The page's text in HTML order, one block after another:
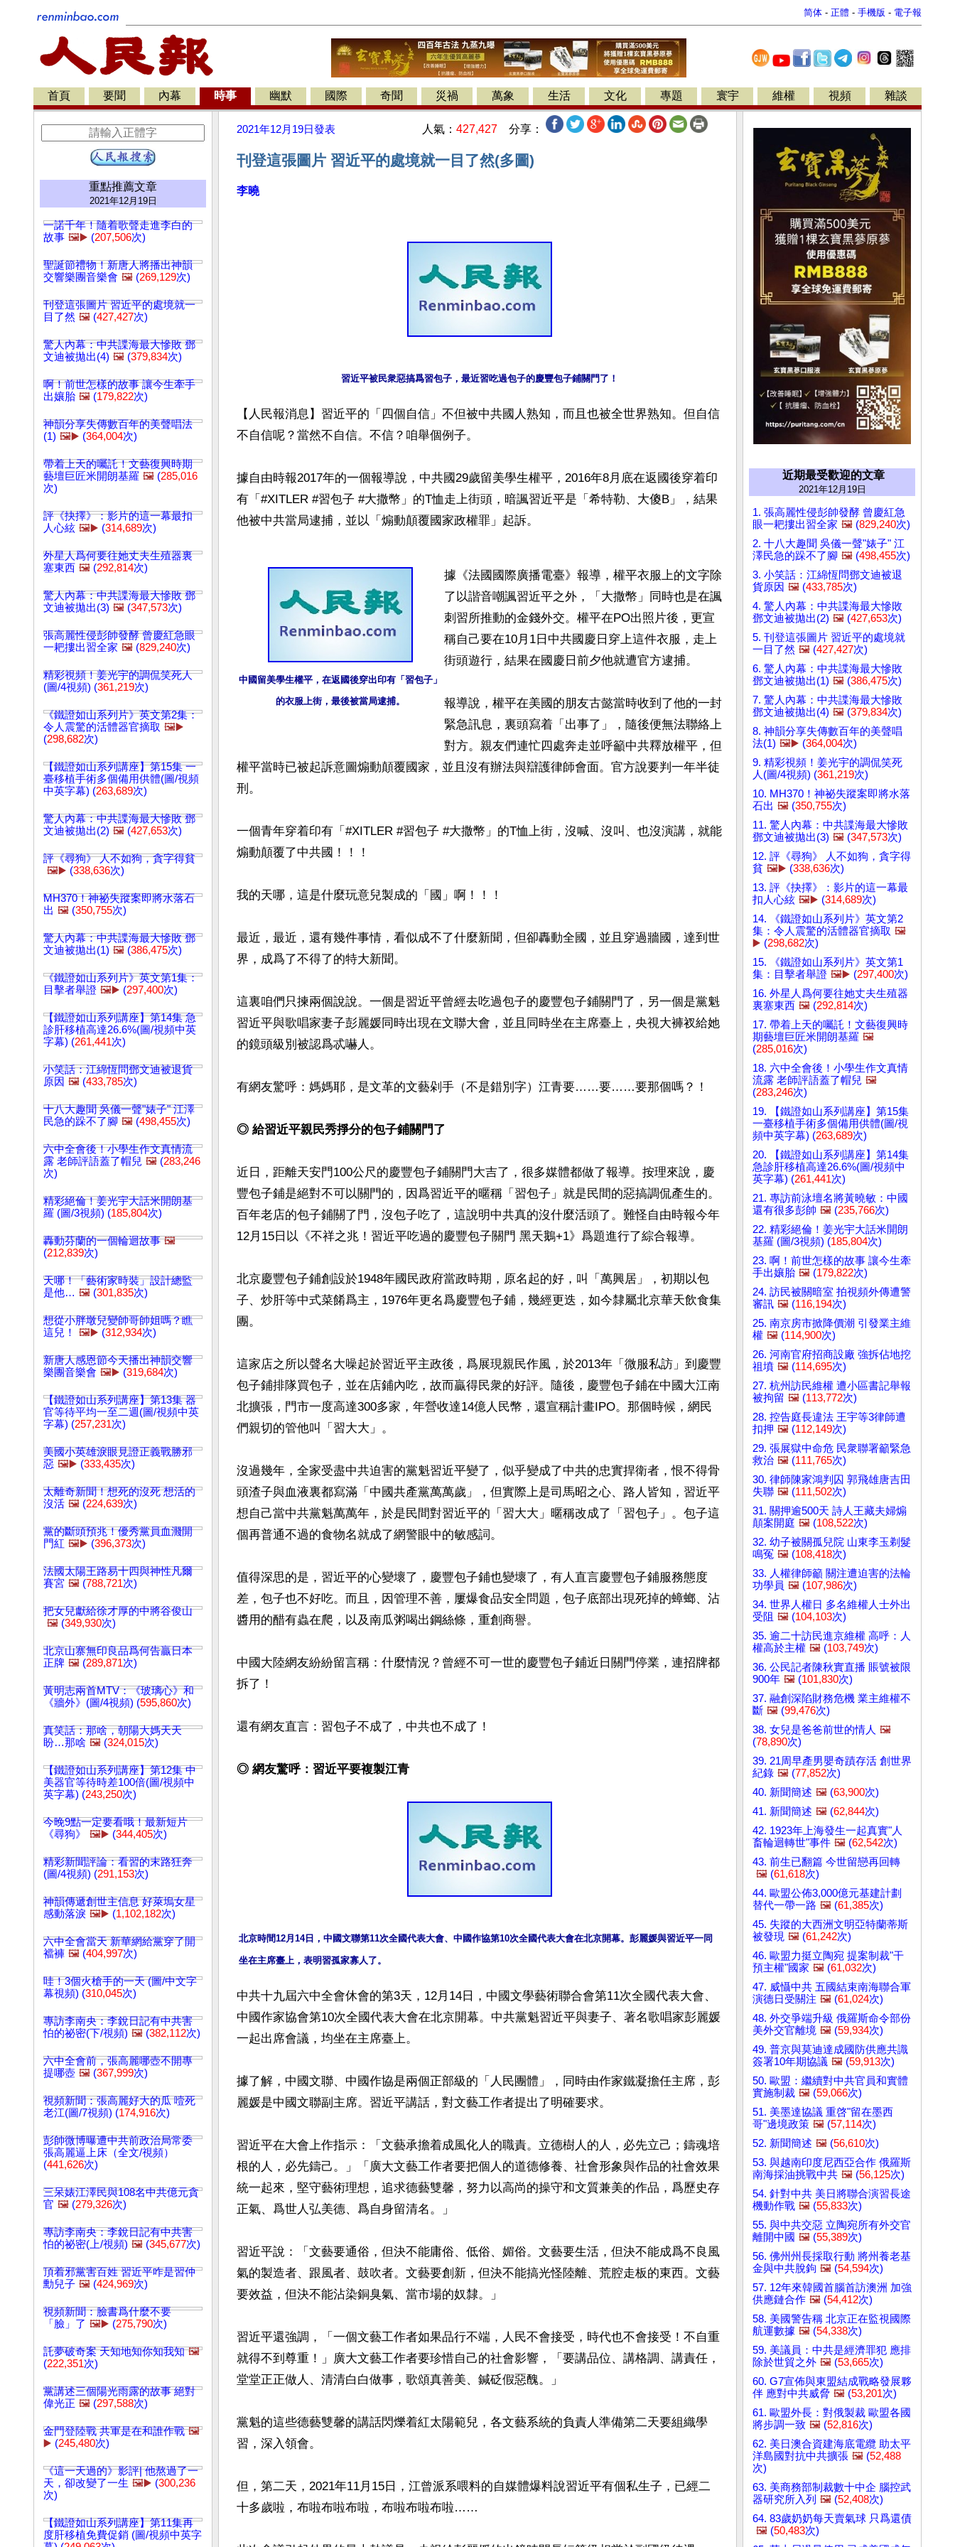
简体 - 正體 - 手機版 - 電子報
首頁 要聞 內幕 時事 幽默 國際 奇聞 災禍 萬象 生活 文化 專題 寰宇 維權 視頻 雜談
重點推薦文章
2021年12月19日
一諾千年！隨着歌聲走進李白的
故事 🖼️▶️ (207,506次)
聖誕節禮物！新唐人將播出神韻
交響樂團音樂會 🖼️ (269,129次)
刊登這張圖片 習近平的處境就一
目了然 🖼️ (427,427次)
驚人內幕：中共諜海最大慘敗 鄧
文迪被拋出(4) 🖼️ (379,834次)
啊！前世怎樣的故事 讓今生牽手
出孃胎 🖼️ (179,822次)
神韻分享失傳數百年的美聲唱法
(1) 🖼️▶️ (364,004次)
帶着上天的囑託！文藝復興時期
藝壇巨匠米開朗基羅 🖼️ (285,016
次)
評《抉擇》：影片的這一幕最扣
人心絃 🖼️▶️ (314,689次)
外星人爲何要往她丈夫生殖器裏
塞東西 🖼️ (292,814次)
驚人內幕：中共諜海最大慘敗 鄧
文迪被拋出(3) 🖼️ (347,573次)
張高麗性侵彭帥發酵 曾慶紅急眼
一耙摟出習全家 🖼️ (829,240次)
精彩視頻！姜光宇的調侃笑死人
(圖/4視頻) (361,219次)
《鐵證如山系列片》英文第2集：
令人震驚的活體器官摘取 🖼️▶️
(298,682次)
【鐵證如山系列講座】第15集 一
臺移植手術多個備用供體(圖/視頻
中英字幕) (263,689次)
驚人內幕：中共諜海最大慘敗 鄧
文迪被拋出(2) 🖼️ (427,653次)
評《尋狗》 人不如狗，貪字得貧
🖼️▶️ (338,636次)
MH370！神祕失蹤案即將水落石
出 🖼️ (350,755次)
驚人內幕：中共諜海最大慘敗 鄧
文迪被拋出(1) 🖼️ (386,475次)
《鐵證如山系列片》英文第1集：
目擊者舉證 🖼️▶️ (297,400次)
【鐵證如山系列講座】第14集 急
診肝移植高達26.6%(圖/視頻中英
字幕) (261,441次)
小笑話：江綿恆問鄧文迪被退貨
原因 🖼️ (433,785次)
十八大趣聞 吳儀一聲"婊子" 江澤
民急的跺不了腳 🖼️ (498,455次)
六中全會後！小學生作文真情流
露 老師評語蓋了帽兒 🖼️ (283,246
次)
精彩絕倫！姜光宇大話米開朗基
羅 (圖/3視頻) (185,804次)
轟動芬蘭的一個輪迴故事 🖼️
(212,839次)
天哪！「藝術家時裝」設計總監
是他… 🖼️ (301,835次)
想從小胖墩兒變帥哥帥姐嗎？瞧
這兒！
🖼️▶️ (312,934次)
新唐人感恩節今天播出神韻交響
樂團音樂會 🖼️▶️ (319,684次)
【鐵證如山系列講座】第13集 器
官等待平均一至二週(圖/視頻中英
字幕) (257,231次)
美國小英雄淚眼見證正義戰勝邪
惡 🖼️▶️ (333,435次)
太離奇新聞！想死的沒死 想活的
沒活 🖼️ (224,639次)
黨的斷頭預兆！優秀黨員血濺開
門紅 🖼️▶️ (396,373次)
法國太陽王路易十四與神性凡爾
賽宮 🖼️ (788,721次)
把女兒獻給徐才厚的中將谷俊山
🖼️ (349,930次)
北京山寨無印良品爲何告贏日本
正牌 🖼️ (289,871次)
黃明志兩首MTV：《玻璃心》和
《牆外》(圖/4視頻) (595,860次)
真笑話：那啥，朝陽大媽天天
盼…那啥 🖼️ (324,015次)
【鐵證如山系列講座】第12集 中
美器官等待時差100倍(圖/視頻中
英字幕) (243,250次)
今晚9點一定要看哦！最新短片
《尋狗》
🖼️▶️ (344,405次)
精彩新聞評論：看習的末路狂奔
(圖/4視頻) (291,153次)
神韻傳遞創世主信息 好萊塢女星
感動落淚 🖼️▶️ (1,102,182次)
六中全會當天 新華網給黨穿了開
襠褲 🖼️ (404,997次)
哇！3個火槍手的一天 (圖/中文字
幕視頻) (310,045次)
專訪李南央：李銳日記有中共害
怕的祕密(下/視頻) 🖼️ (382,112次)
六中全會前，張高麗哪壺不開專
提哪壺 🖼️ (367,999次)
視頻新聞：張高麗好大的瓜 噎死
老江(圖/7視頻) (174,916次)
彭帥微博曝遭中共前政治局常委
張高麗逼上床（全文/視頻）
(441,626次)
三呆婊江澤民與108名中共億元貪
官 🖼️ (279,326次)
專訪李南央：李銳日記有中共害
怕的祕密(上/視頻) 🖼️ (345,677次)
頂着邪黨害百姓 習近平咋是習仲
勳兒子 🖼️ (424,969次)
視頻新聞：臉書爲什麼不要
「臉」了 🖼️▶️ (275,790次)
託夢破奇案 天知地知你知我知 🖼️
(222,351次)
黨講述三個陽光雨露的故事 絕對
偉光正 🖼️ (297,588次)
金門登陸戰 共軍是在和誰作戰 🖼️
▶️ (245,480次)
《這一天過的》影評| 他熬過了一
天，卻改變了一生 🖼️▶️ (300,236
次)
【鐵證如山系列講座】第11集再
度肝移植免費促銷 (圖/視頻中英字
2021年12月19日發表 人氣： 427,427 分享：
刊登這張圖片 習近平的處境就一目了然(多圖)
李曉
習近平被民衆惡搞爲習包子，最近習吃過包子的慶豐包子鋪關門了！
【人民報消息】習近平的「四個自信」不但被中共國人熟知，而且也被全世界熟知。但自信
不自信呢？當然不自信。不信？咱舉個例子。
據自由時報2017年的一個報導說，中共國29歲留美學生權平，2016年8月底在返國後穿着印
有「#XITLER #習包子 #大撒幣」的T恤走上街頭，暗諷習近平是「希特勒、大傻B」，結果
他被中共當局逮捕，並以「煽動顛覆國家政權罪」起訴。
中國留美學生權平，在返國後穿出印有「習包子」
的衣服上街，最後被當局逮捕。
據《法國國際廣播電臺》報導，權平衣服上的文字除
了以諧音嘲諷習近平之外，「大撒幣」同時也是在諷
刺習所推動的金錢外交。權平在PO出照片後，更宣
稱自己要在10月1日中共國慶日穿上這件衣服，走上
街頭遊行，結果在國慶日前夕他就遭官方逮捕。
報導說，權平在美國的朋友古懿當時收到了他的一封
緊急訊息，裏頭寫着「出事了」，隨後便無法聯絡上
對方。親友們連忙四處奔走並呼籲中共釋放權平，但
權平當時已被起訴意圖煽動顛覆國家，並且沒有辦法與辯護律師會面。官方說要判一年半徒
刑。
一個青年穿着印有「#XITLER #習包子 #大撒幣」的T恤上街，沒喊、沒叫、也沒演講，就能
煽動顛覆了中共國！！！
我的天哪，這是什麼玩意兒製成的「國」啊！！！
最近，最近，還有幾件事情，看似成不了什麼新聞，但卻轟動全國，並且穿過牆國，達到世
界，成爲了不得了的特大新聞。
這裏咱們只揀兩個說說。一個是習近平曾經去吃過包子的慶豐包子鋪關門了，另一個是黨魁
習近平與歌唱家妻子彭麗媛同時出現在文聯大會，並且同時坐在主席臺上，央視大褲衩給她
的鏡頭級別被認爲忒嚇人。
有網友驚呼：媽媽耶，是文革的文藝剁手（不是錯別字）江青要……要……要那個嗎？！
◎ 給習近平親民秀掙分的包子鋪關門了
近日，距離天安門100公尺的慶豐包子鋪關門大吉了，很多媒體都做了報導。按理來說，慶
豐包子鋪是絕對不可以關門的，因爲習近平的暱稱「習包子」就是民間的惡搞調侃產生的。
百年老店的包子鋪關了門，沒包子吃了，這說明中共真的沒什麼活頭了。難怪自由時報今年
12月15日以《不祥之兆！習近平吃過的慶豐包子關門 黑天鵝+1》爲題進行了綜合報導。
北京慶豐包子鋪創設於1948年國民政府當政時期，原名起的好，叫「萬興居」，初期以包
子、炒肝等中式菜餚爲主，1976年更名爲慶豐包子鋪，幾經更迭，如今隸屬北京華天飲食集
團。
這家店之所以聲名大噪起於習近平主政後，爲展現親民作風，於2013年「微服私訪」到慶豐
包子鋪排隊買包子，並在店鋪內吃，故而贏得民衆的好評。隨後，慶豐包子鋪在中國大江南
北擴張，門市一度高達300多家，年營收達14億人民幣，還宣稱計畫IPO。那個時候，網民
們親切的管他叫「習大大」。
沒過幾年，全家受盡中共迫害的黨魁習近平變了，似乎變成了中共的忠實捍衛者，恨不得骨
頭渣子與血液裏都寫滿「中國共產黨萬萬歲」，但實際上是司馬昭之心、路人皆知，習近平
想自己當中共黨魁萬萬年，於是民間對習近平的「習大大」暱稱改成了「習包子」。包子這
個再普通不過的食物名就成了網警眼中的敏感詞。
值得深思的是，習近平的心變壞了，慶豐包子鋪也變壞了，有人直言慶豐包子鋪服務態度
差，包子也不好吃。而且，因管理不善，屢爆食品安全問題，包子底部出現死掉的蟑螂、沾
醬用的醋有蟲在爬，以及南瓜粥喝出鋼絲條，重創商譽。
中國大陸網友紛紛留言稱：什麼情況？曾經不可一世的慶豐包子鋪近日關門停業，連招牌都
拆了！
還有網友直言：習包子不成了，中共也不成了！
◎ 網友驚呼：習近平要複製江青
北京時間12月14日，中國文聯第11次全國代表大會、中國作協第10次全國代表大會在北京開幕。彭麗媛與習近平一同
坐在主席臺上，表明習孤家寡人了。
中共十九屆六中全會休會的第3天，12月14日，中國文學藝術聯合會第11次全國代表大會、
中國作家協會第10次全國代表大會在北京開幕。中共黨魁習近平與妻子、著名歌唱家彭麗媛
一起出席會議，均坐在主席臺上。
據了解，中國文聯、中國作協是兩個正部級的「人民團體」，同時由作家鐵凝擔任主席，彭
麗媛是中國文聯副主席。習近平講話，對文藝工作者提出了明確要求。
習近平在大會上作指示：「文藝承擔着成風化人的職責。立德樹人的人，必先立己；鑄魂培
根的人，必先鑄己。」「廣大文藝工作者要把個人的道德修養、社會形象與作品的社會效果
統一起來，堅守藝術理想，追求德藝雙馨，努力以高尚的操守和文質兼美的作品，爲歷史存
正氣、爲世人弘美德、爲自身留清名。」
習近平說：「文藝要通俗，但決不能庸俗、低俗、媚俗。文藝要生活，但決不能成爲不良風
氣的製造者、跟風者、鼓吹者。文藝要創新，但決不能搞光怪陸離、荒腔走板的東西。文藝
要效益，但決不能沾染銅臭氣、當市場的奴隸。」
習近平還強調，「一個文藝工作者如果品行不端，人民不會接受，時代也不會接受！不自重
就得不到尊重！」廣大文藝工作者要珍惜自己的社會影響，「要講品位、講格調、講責任，
堂堂正正做人、清清白白做事，歌頌真善美、鍼砭假惡醜。」
黨魁的這些德藝雙馨的講話閃爍着紅太陽範兒，各文藝系統的負責人準備第二天要組織學
習，深入領會。
但，第二天，2021年11月15日，江曾派系喂料的自媒體爆料說習近平有個私生子，已經二
十多歲啦，布啦布啦布啦，布啦布啦布啦……
近期最受歡迎的文章
2021年12月19日
1. 張高麗性侵彭帥發酵 曾慶紅急
眼一耙摟出習全家 🖼️ (829,240次)
2. 十八大趣聞 吳儀一聲"婊子" 江
澤民急的跺不了腳 🖼️ (498,455次)
3. 小笑話：江綿恆問鄧文迪被退
貨原因 🖼️ (433,785次)
4. 驚人內幕：中共諜海最大慘敗
鄧文迪被拋出(2) 🖼️ (427,653次)
5. 刊登這張圖片 習近平的處境就
一目了然 🖼️ (427,427次)
6. 驚人內幕：中共諜海最大慘敗
鄧文迪被拋出(1) 🖼️ (386,475次)
7. 驚人內幕：中共諜海最大慘敗
鄧文迪被拋出(4) 🖼️ (379,834次)
8. 神韻分享失傳數百年的美聲唱
法(1) 🖼️▶️ (364,004次)
9. 精彩視頻！姜光宇的調侃笑死
人(圖/4視頻) (361,219次)
10. MH370！神祕失蹤案即將水落
石出 🖼️ (350,755次)
11. 驚人內幕：中共諜海最大慘敗
鄧文迪被拋出(3) 🖼️ (347,573次)
12. 評《尋狗》 人不如狗，貪字得
貧 🖼️▶️ (338,636次)
13. 評《抉擇》：影片的這一幕最
扣人心絃 🖼️▶️ (314,689次)
14. 《鐵證如山系列片》英文第2
集：令人震驚的活體器官摘取 🖼️
▶️ (298,682次)
15. 《鐵證如山系列片》英文第1
集：目擊者舉證 🖼️▶️ (297,400次)
16. 外星人爲何要往她丈夫生殖器
裏塞東西 🖼️ (292,814次)
17. 帶着上天的囑託！文藝復興時
期藝壇巨匠米開朗基羅 🖼️
(285,016次)
18. 六中全會後！小學生作文真情
流露 老師評語蓋了帽兒 🖼️
(283,246次)
19. 【鐵證如山系列講座】第15集
一臺移植手術多個備用供體(圖/視
頻中英字幕) (263,689次)
20. 【鐵證如山系列講座】第14集
急診肝移植高達26.6%(圖/視頻中
英字幕) (261,441次)
21. 專訪前泳壇名將黃曉敏：中國
還有很多彭帥 🖼️ (235,766次)
22. 精彩絕倫！姜光宇大話米開朗
基羅 (圖/3視頻) (185,804次)
23. 啊！前世怎樣的故事 讓今生牽
手出孃胎 🖼️ (179,822次)
24. 訪民被關暗室 拍視頻外傳遭警
審訊 🖼️ (116,194次)
25. 南京房市掀降價潮 引發業主維
權 🖼️ (114,900次)
26. 河南官府招商設廠 強拆佔地挖
祖墳 🖼️ (114,695次)
27. 杭州訪民維權 遭小區書記舉報
被拘留 🖼️ (113,772次)
28. 控告庭長違法 王宇等3律師遭
扣押 🖼️ (112,149次)
29. 張展獄中命危 民衆聯署籲緊急
救治 🖼️ (111,765次)
30. 律師陳家鴻判囚 郭飛雄唐吉田
失聯 🖼️ (111,502次)
31. 關押逾500天 詩人王藏夫婦煽
顛案開庭 🖼️ (108,522次)
32. 幼子被關孤兒院 山東李玉剃髮
鳴冤 🖼️ (108,418次)
33. 人權律師籲 關注遭迫害的法輪
功學員 🖼️ (107,986次)
34. 世界人權日 多名維權人士外出
受阻 🖼️ (104,103次)
35. 逾二十訪民進京維權 高呼：人
權高於主權 🖼️ (103,749次)
36. 公民記者陳秋實直播 賬號被限
900年 🖼️ (101,830次)
37. 融創深陷財務危機 業主維權不
斷 🖼️ (99,476次)
38. 女兒是爸爸前世的情人 🖼️
(78,890次)
39. 21周早產男嬰奇蹟存活 創世界
紀錄 🖼️ (77,852次)
40. 新聞簡述 🖼️ (63,900次)
41. 新聞簡述 🖼️ (62,844次)
42. 1923年上海發生一起真實"人
畜輪迴轉世"事件 🖼️ (62,542次)
43. 前生已翻篇 今世留戀再回轉
🖼️ (61,618次)
44. 歐盟公佈3,000億元基建計劃
替代一帶一路 🖼️ (61,385次)
45. 失蹤的大西洲文明亞特蘭蒂斯
被發現 🖼️ (61,242次)
46. 歐盟力挺立陶宛 提案制裁"干
預主權"國家 🖼️ (61,032次)
47. 威懾中共 五國結束南海聯合軍
演德日受關注 🖼️ (61,024次)
48. 外交爭端升級 俄羅斯命令部份
美外交官離境 🖼️ (59,934次)
49. 普京與莫迪達成國防供應共識
簽署10年期協議 🖼️ (59,913次)
50. 歐盟：繼續對中共官員和實體
實施制裁 🖼️ (59,066次)
51. 美墨達協議 重啓"留在墨西
哥"邊境政策 🖼️ (57,114次)
52. 新聞簡述 🖼️ (56,610次)
53. 與越南印度尼西亞合作 俄羅斯
南海採油挑戰中共 🖼️ (56,125次)
54. 針對中共 美日將聯合演習長途
機動作戰 🖼️ (55,833次)
55. 與中共交惡 立陶宛所有外交官
離開中國 🖼️ (55,389次)
56. 佛州州長採取行動 將州養老基
金與中共脫鉤 🖼️ (54,594次)
57. 12年來韓國首腦首訪澳洲 加強
供應鏈合作 🖼️ (54,412次)
58. 美國警告稱 北京正在監視國際
航運數據 🖼️ (54,338次)
59. 美議員：中共是經濟罪犯 應排
除於世貿之外 🖼️ (53,665次)
60. G7宣佈與東盟結成戰略發展夥
伴 應對中共威脅 🖼️ (53,201次)
61. 歐盟外長：對俄製裁 歐盟各國
將步調一致 🖼️ (52,816次)
62. 美日澳合資建海底電纜 助太平
洋島國對抗中共擴張 🖼️ (52,488
次)
63. 美商務部制裁數十中企 腦控武
器研究所入列 🖼️ (52,408次)
64. 83歲奶奶每天賣氣球 只爲還債
🖼️ (50,483次)